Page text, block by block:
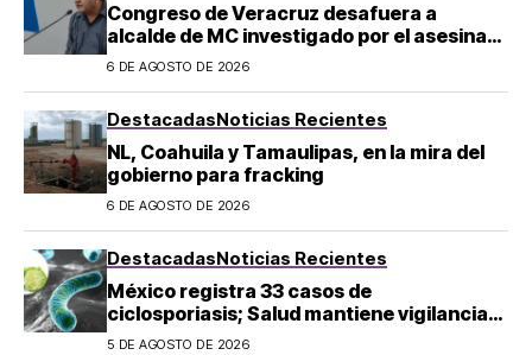
Congreso de Veracruz desafuera a
alcalde de MC investigado por el asesinato
de la periodista Roxana Guzmán
6 DE AGOSTO DE 2026
DestacadasNoticias Recientes
NL, Coahuila y Tamaulipas, en la mira del
gobierno para fracking
6 DE AGOSTO DE 2026
DestacadasNoticias Recientes
México registra 33 casos de
ciclosporiasis; Salud mantiene vigilancia
epidemiológica
5 DE AGOSTO DE 2026